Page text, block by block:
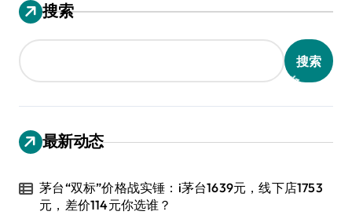
搜索
搜索
最新动态
茅台“双标”价格战实锤：i茅台1639元，线下店1753
元，差价114元你选谁？